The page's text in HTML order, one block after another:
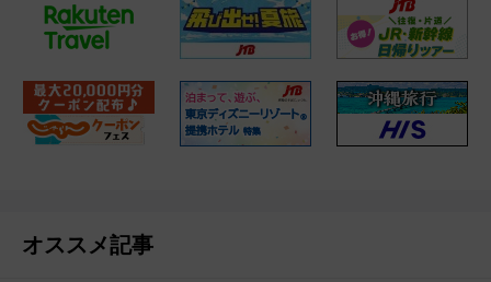
オススメ記事